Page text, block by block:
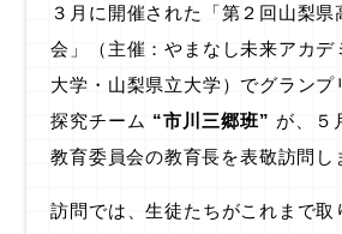
３月に開催された「第２回山梨
会」（主催：やまなし未来アカデ
大学・山梨県立大学）でグランプ
探究チーム “市川三郷班” が、５
教育委員会の教育長を表敬訪問し
訪問では、生徒たちがこれまで取